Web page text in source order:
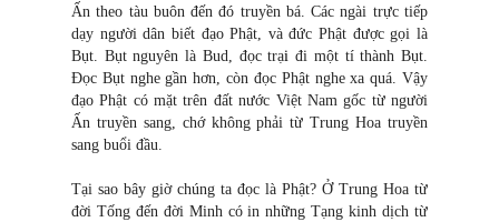
Ấn theo tàu buôn đến đó truyền bá. Các ngài trực tiếp
dạy người dân biết đạo Phật, và đức Phật được gọi là
Bụt. Bụt nguyên là Bud, đọc trại đi một tí thành Bụt.
Đọc Bụt nghe gần hơn, còn đọc Phật nghe xa quá. Vậy
đạo Phật có mặt trên đất nước Việt Nam gốc từ người
Ấn truyền sang, chớ không phải từ Trung Hoa truyền
sang buổi đầu.
Tại sao bây giờ chúng ta đọc là Phật? Ở Trung Hoa từ
đời Tống đến đời Minh có in những Tạng kinh dịch từ